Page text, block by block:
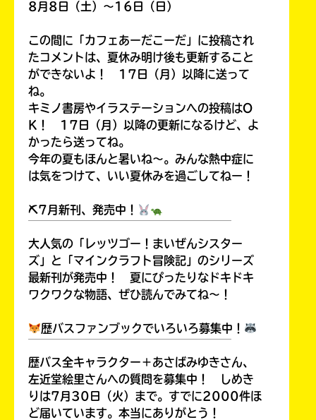
8月8日（土）～16日（日）
この間に「カフェあーだこーだ」に投稿され
たコメントは、夏休み明け後も更新すること
ができないよ！ 17日（月）以降に送って
ね。
キミノ書房やイラステーションへの投稿はO
K！ 17日（月）以降の更新になるけど、よ
かったら送ってね。
今年の夏もほんと暑いね～。みんな熱中症に
は気をつけて、いい夏休みを過ごしてねー！
⛏7月新刊、発売中！
大人気の「レッツゴー！まいぜんシスター
ズ」と「マインクラフト冒険記」のシリーズ
最新刊が発売中！ 夏にぴったりなドキドキ
ワクワクな物語、ぜひ読んでみてね～！
歴バスファンブックでいろいろ募集中！
歴バス全キャラクター＋あさばみゆきさん、
左近堂絵里さんへの質問を募集中！ しめき
りは7月30日（火）まで。すでに2000件ほ
ど届いています。本当にありがとう！